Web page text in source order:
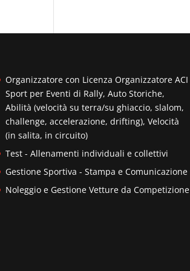
Organizzatore con Licenza Organizzatore ACI
Sport per Eventi di Rally, Auto Storiche,
Abilità (velocità su terra/su ghiaccio, slalom,
challenge, accelerazione, drifting), Velocità
(in salita, in circuito)
Test - Allenamenti individuali e collettivi
Gestione Sportiva - Stampa e Comunicazione
Noleggio e Gestione Vetture da Competizione